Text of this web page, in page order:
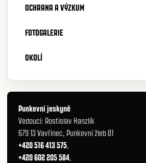
OCHRANA A VÝZKUM
FOTOGALERIE
OKOLÍ
Punkevní jeskyně
Vedoucí: Rostislav Hanzlík
679 13 Vavřinec, Punkevní žleb 81
+420 516 413 575,
+420 602 205 584,